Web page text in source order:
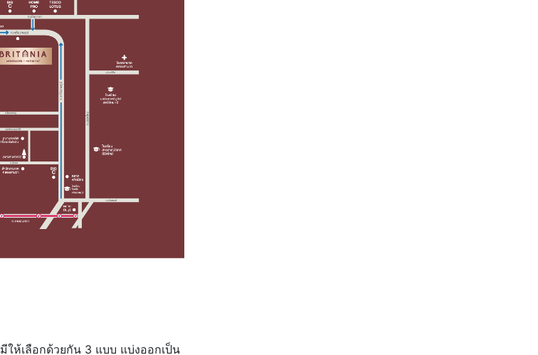
มีให้เลือกด้วยกัน 3 แบบ แบ่งออกเป็น